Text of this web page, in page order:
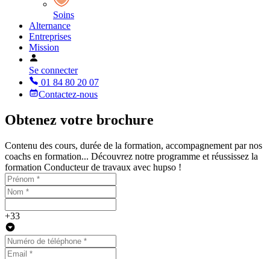
Soins
Alternance
Entreprises
Mission
Se connecter
01 84 80 20 07
Contactez-nous
Obtenez votre brochure
Contenu des cours, durée de la formation, accompagnement par nos
coachs en formation... Découvrez notre programme et réussissez la
formation Conducteur de travaux avec hupso !
+33